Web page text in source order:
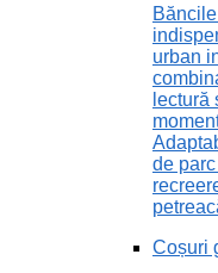
urban
lectură
de
Coșuri